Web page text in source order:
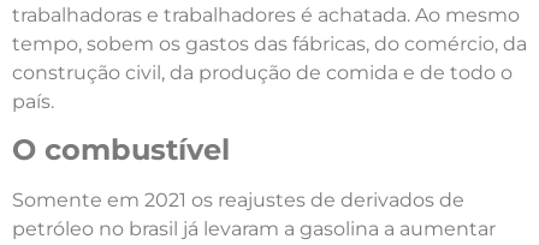
trabalhadoras e trabalhadores é achatada. Ao mesmo
tempo, sobem os gastos das fábricas, do comércio, da
construção civil, da produção de comida e de todo o
país.
O combustível
Somente em 2021 os reajustes de derivados de
petróleo no brasil já levaram a gasolina a aumentar